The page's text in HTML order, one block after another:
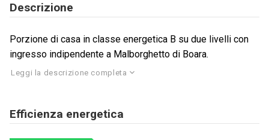
Descrizione
Porzione di casa in classe energetica B su due livelli con
ingresso indipendente a Malborghetto di Boara.
Leggi la descrizione completa
Efficienza energetica